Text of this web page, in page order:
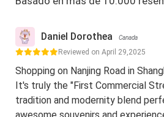
Daniel Dorothea Canada
Reviewed on April 29,2025
Shopping on Nanjing Road in
It's truly the "First Commercial
tradition and modernity blend